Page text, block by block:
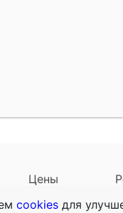
Цены
Задать
cookies для